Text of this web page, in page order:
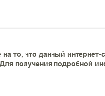
то, что данный
получения подробной